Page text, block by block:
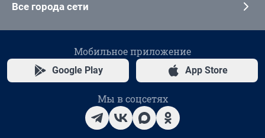
Все города сети
Мобильное приложение
Google Play App Store
Мы в соцсетях